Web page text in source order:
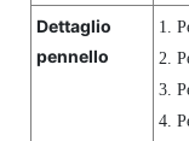
Dettaglio
pennello
1.
2.
3.
4.